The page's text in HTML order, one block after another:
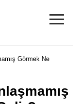
≡
Görmek Ne